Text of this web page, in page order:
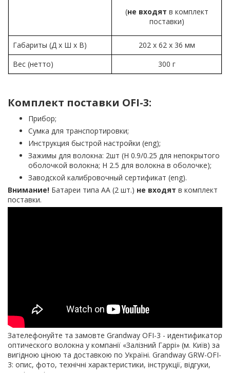
(не входят в комплект
поставки)
Габариты (Д х Ш х В)
202 х 62 х 36 мм
Вес (нетто)
300 г
Комплект поставки OFI-3:
Прибор;
Сумка для транспортировки;
Инструкция быстрой настройки (eng);
Зажимы для волокна: 2шт (H 0.9/0.25 для непокрытого
оболочкой волокна; H 2.5 для волокна в оболочке);
Заводской калибровочный сертификат (eng).
Внимание! Батареи типа АА (2 шт.) не входят в комплект
поставки.
Зателефонуйте та замовте Grandway OFI-3 - идентификатор
оптического волокна у компанії «Залізний Гаррі» (м. Київ) за
вигідною ціною та доставкою по Україні. Grandway GRW-OFI-
3: опис, фото, технічні характеристики, інструкції, відгуки,